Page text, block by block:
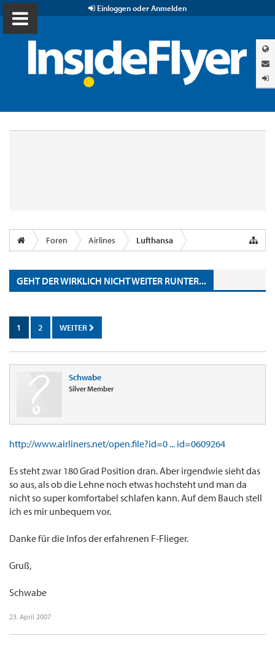
Einloggen oder Anmelden
Foren Airlines Lufthansa
GEHT DER WIRKLICH NICHT WEITER RUNTER...
1 2 WEITER
Schwabe
Silver Member
http://www.airliners.net/open.file?id=0 ... id=0609264
Es steht zwar 180 Grad Position dran. Aber irgendwie sieht das
so aus, als ob die Lehne noch etwas hochsteht und man da
nicht so super komfortabel schlafen kann. Auf dem Bauch stell
ich es mir unbequem vor.
Danke für die Infos der erfahrenen F-Flieger.
Gruß,
Schwabe
23. April 2007